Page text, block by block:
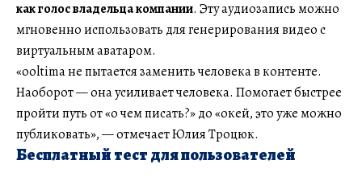
как голос владельца компании. Эту аудиозапись можно
мгновенно использовать для генерирования видео с
виртуальным аватаром.
«ooltima не пытается заменить человека в контенте.
Наоборот — она усиливает человека. Помогает быстрее
пройти путь от «о чем писать?» до «окей, это уже можно
публиковать», — отмечает Юлия Троцюк.
Бесплатный тест для пользователей